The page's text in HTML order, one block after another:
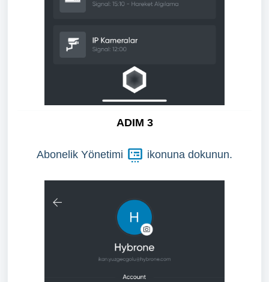
ADIM 3
Abonelik Yönetimi ikonuna dokunun.